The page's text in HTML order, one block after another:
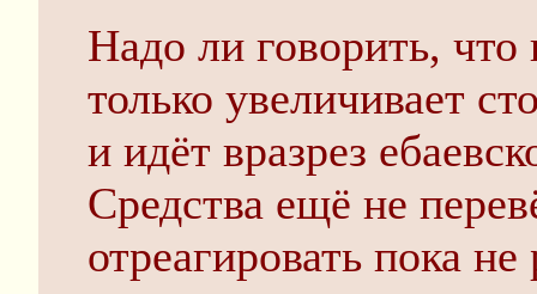
Надо ли говорить,
только увеличивает
и идёт вразрез
Средства ещё не
отреагировать пока